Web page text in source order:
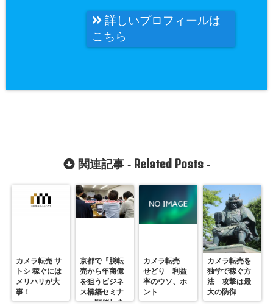
詳しいプロフィールは
こちら
関連記事 - Related Posts-
カメラ転売 サ
トシ 稼ぐには
メリハリが大
事！
京都で『脱転
売から年商億
を狙うビジネ
ス構築セミナ
ー』開催しま
カメラ転売
せどり 利益
率のウソ、ホ
ント
カメラ転売を
独学で稼ぐ方
法 攻撃は最
大の防御